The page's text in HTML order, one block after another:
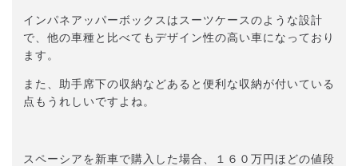
インパネアッパーボックスはスーツケースのような設計
で、他の車種と比べてもデザイン性の高い車になっており
ます。
また、助手席下の収納などあると便利な収納が付いている
点もうれしいですよね。
スペーシアを新車で購入した場合、１６０万円ほどの値段